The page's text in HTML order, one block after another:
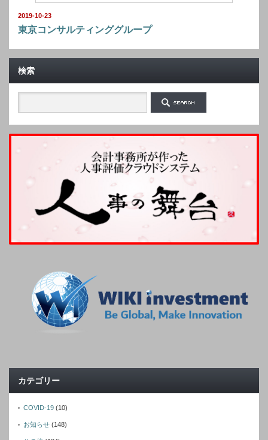
2019-10-23
東京コンサルティンググループ
検索
カテゴリー
COVID-19 (10)
お知らせ (148)